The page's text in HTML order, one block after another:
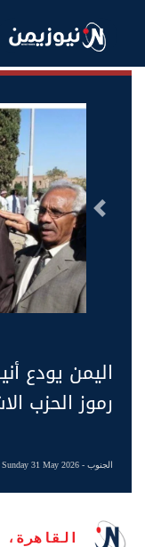
السابق
اليمن يودع
رموز الحزب
الجنوب- Sunday 31 May 2026 الساعة 04:48 pm